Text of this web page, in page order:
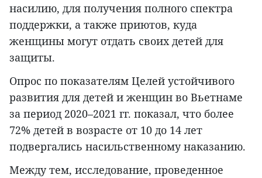
насилию, для получения полного спектра
поддержки, а также приютов, куда
женщины могут отдать своих детей для
защиты.
Опрос по показателям Целей устойчивого
развития для детей и женщин во Вьетнаме
за период 2020–2021 гг. показал, что более
72% детей в возрасте от 10 до 14 лет
подвергались насильственному наказанию.
Между тем, исследование, проведенное